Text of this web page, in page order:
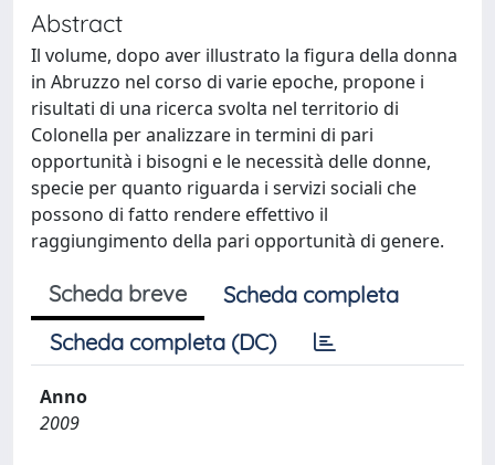
Abstract
Il volume, dopo aver illustrato la figura della donna
in Abruzzo nel corso di varie epoche, propone i
risultati di una ricerca svolta nel territorio di
Colonella per analizzare in termini di pari
opportunità i bisogni e le necessità delle donne,
specie per quanto riguarda i servizi sociali che
possono di fatto rendere effettivo il
raggiungimento della pari opportunità di genere.
Scheda breve
Scheda completa
Scheda completa (DC)
Anno
2009